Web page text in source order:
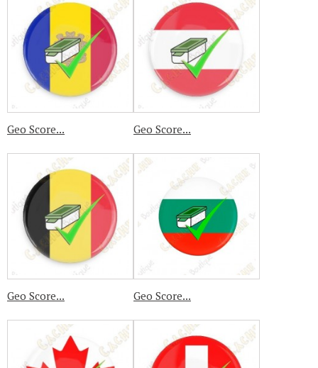
Geo Score... Geo Score...
Geo Score... Geo Score...